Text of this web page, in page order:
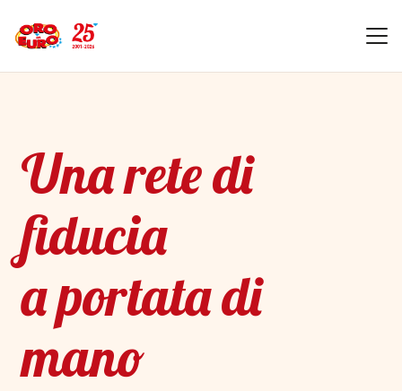
Una rete di
fiducia
a portata di
mano